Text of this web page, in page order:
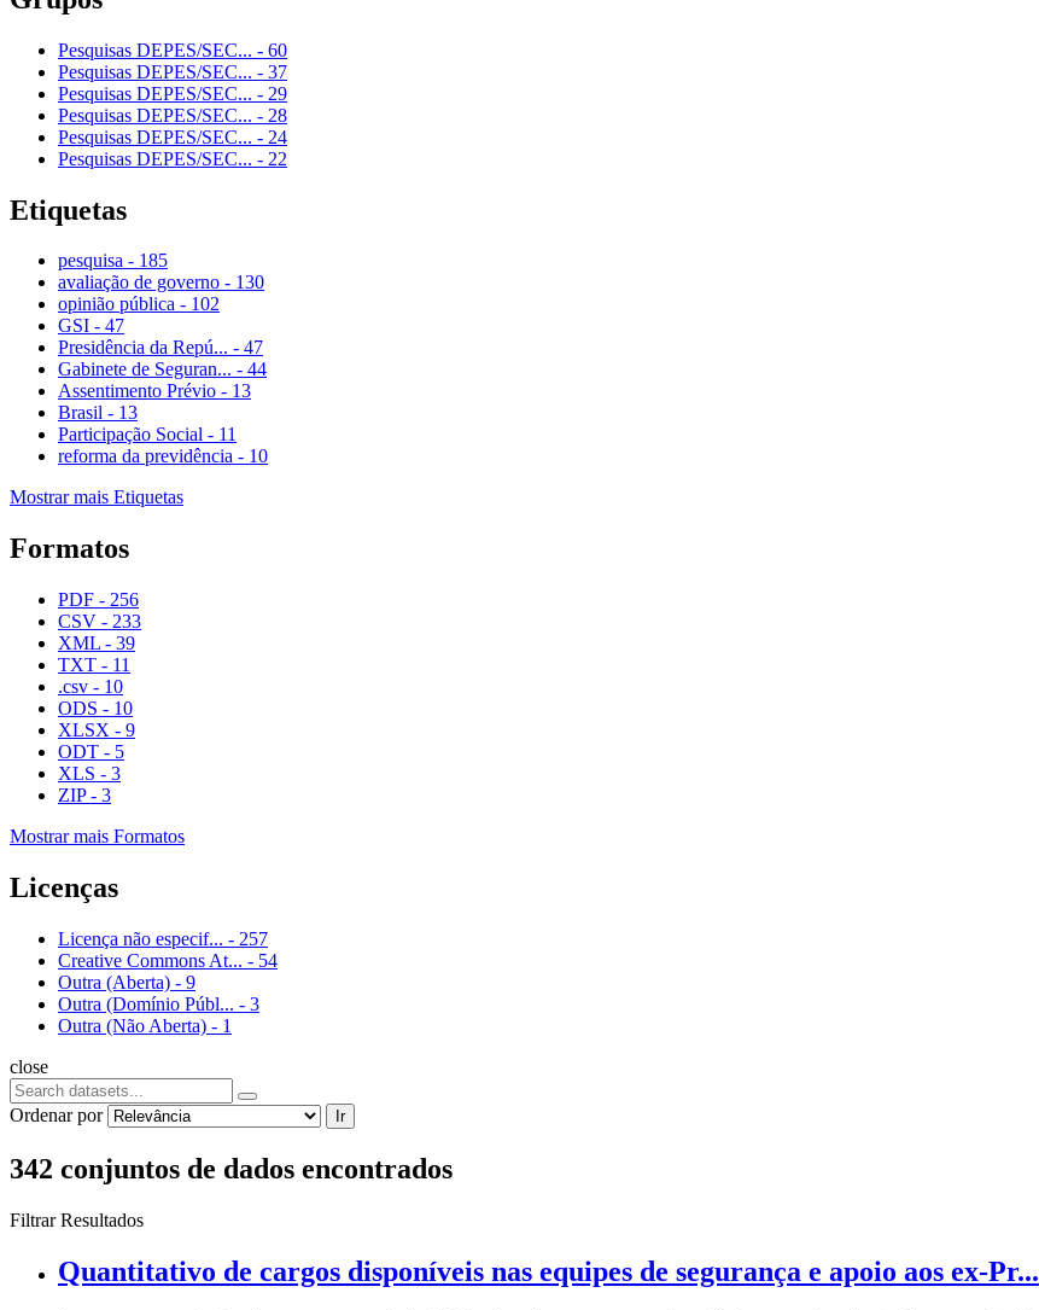
Pesquisas DEPES/SEC... - 60
Pesquisas DEPES/SEC... - 37
Pesquisas DEPES/SEC... - 29
Pesquisas DEPES/SEC... - 28
Pesquisas DEPES/SEC... - 24
Pesquisas DEPES/SEC... - 22
Etiquetas
pesquisa - 185
avaliação de governo - 130
opinião pública - 102
GSI - 47
Presidência da Repú... - 47
Gabinete de Seguran... - 44
Assentimento Prévio - 13
Brasil - 13
Participação Social - 11
reforma da previdência - 10
Mostrar mais Etiquetas
Formatos
PDF - 256
CSV - 233
XML - 39
TXT - 11
.csv - 10
ODS - 10
XLSX - 9
ODT - 5
XLS - 3
ZIP - 3
Mostrar mais Formatos
Licenças
Licença não especif... - 257
Creative Commons At... - 54
Outra (Aberta) - 9
Outra (Domínio Públ... - 3
Outra (Não Aberta) - 1
close
Ordenar por Ir
342 conjuntos de dados encontrados
Filtrar Resultados
Quantitativo de cargos disponíveis nas equipes de segurança e apoio aos ex-Pr...